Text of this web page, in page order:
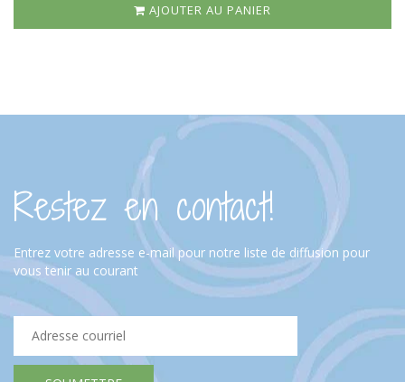
AJOUTER AU PANIER
Restez en contact!
Entrez votre adresse e-mail pour notre liste de diffusion pour
vous tenir au courant